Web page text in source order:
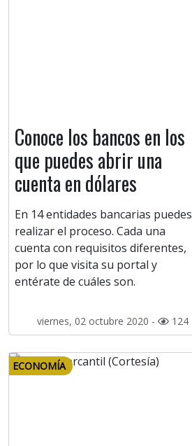
Conoce los bancos en los
que puedes abrir una
cuenta en dólares
En 14 entidades bancarias puedes
realizar el proceso. Cada una
cuenta con requisitos diferentes,
por lo que visita su portal y
entérate de cuáles son.
viernes, 02 octubre 2020 - 124
ECONOMÍA